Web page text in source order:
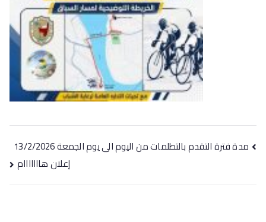
مدة فترة التقدم بالتطلمات من اليوم الى يوم الجمعة 13/2/2026
إعلان هااااااام